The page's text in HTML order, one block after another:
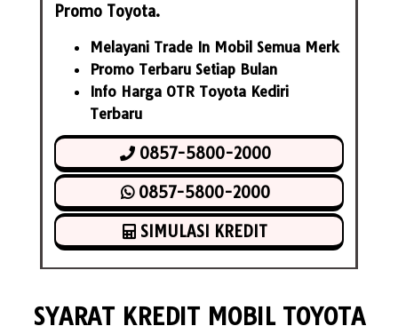
Promo Toyota.
Melayani Trade In Mobil Semua Merk
Promo Terbaru Setiap Bulan
Info Harga OTR Toyota Kediri
Terbaru
0857-5800-2000
0857-5800-2000
SIMULASI KREDIT
SYARAT KREDIT MOBIL TOYOTA